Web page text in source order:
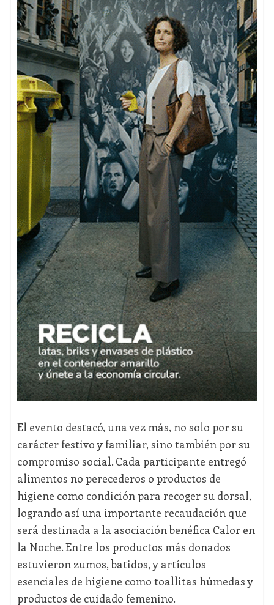
El evento destacó, una vez más, no solo por su
carácter festivo y familiar, sino también por su
compromiso social. Cada participante entregó
alimentos no perecederos o productos de
higiene como condición para recoger su dorsal,
logrando así una importante recaudación que
será destinada a la asociación benéfica Calor en
la Noche. Entre los productos más donados
estuvieron zumos, batidos, y artículos
esenciales de higiene como toallitas húmedas y
productos de cuidado femenino.